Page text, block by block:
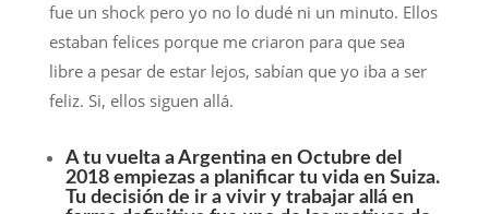
fue un shock pero yo no lo dudé ni un minuto. Ellos
estaban felices porque me criaron para que sea
libre a pesar de estar lejos, sabían que yo iba a ser
feliz. Si, ellos siguen allá.
A tu vuelta a Argentina en Octubre del
2018 empiezas a planificar tu vida en Suiza.
Tu decisión de ir a vivir y trabajar allá en